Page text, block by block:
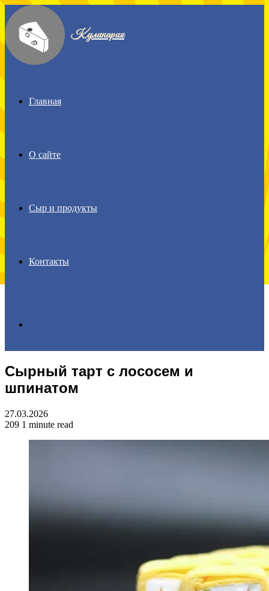
Menu Кулинария
Главная
О сайте
Сыр и продукты
Контакты
for
Сырный тарт с лососем и
шпинатом
27.03.2026
209 1 minute read